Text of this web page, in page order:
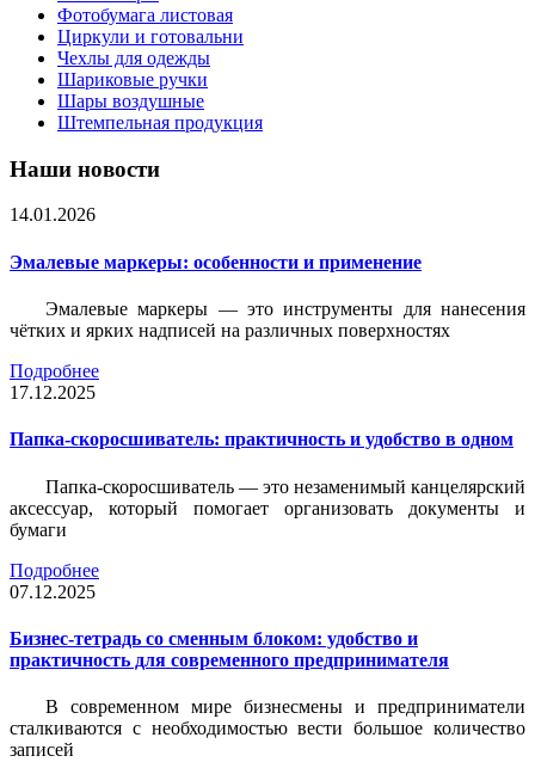
Фотобумага листовая
Циркули и готовальни
Чехлы для одежды
Шариковые ручки
Шары воздушные
Штемпельная продукция
Наши новости
14.01.2026
Эмалевые маркеры: особенности и применение
Эмалевые маркеры — это инструменты для нанесения
чётких и ярких надписей на различных поверхностях
Подробнее
17.12.2025
Папка-скоросшиватель: практичность и удобство в одном
Папка-скоросшиватель — это незаменимый канцелярский
аксессуар, который помогает организовать документы и
бумаги
Подробнее
07.12.2025
Бизнес-тетрадь со сменным блоком: удобство и
практичность для современного предпринимателя
В современном мире бизнесмены и предприниматели
сталкиваются с необходимостью вести большое количество
записей